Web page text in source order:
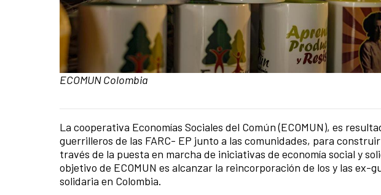
Caption:
ECOMUN Colombia
News content
La cooperativa Economías Sociales del Común (ECOMUN), es
guerrilleros de las FARC- EP junto a las comunidades, para
través de la puesta en marcha de iniciativas de economía social y
objetivo de ECOMUN es alcanzar la reincorporación de los y las
solidaria en Colombia.